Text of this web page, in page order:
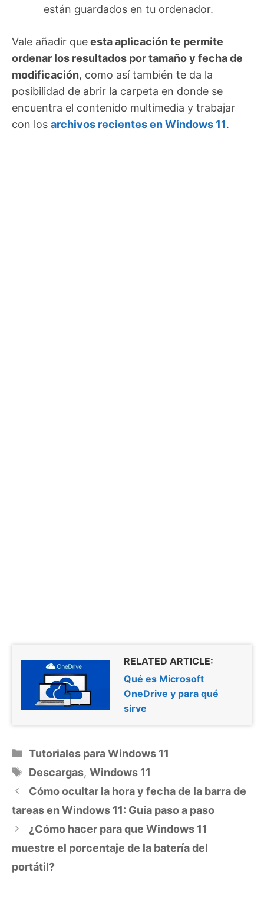
están guardados en tu ordenador.
Vale añadir queesta aplicación te permite
ordenar los resultados por tamaño y fecha de
modificación, como así también te da la
posibilidad de abrir la carpeta en donde se
encuentra el contenido multimedia y trabajar
con los archivos recientes en Windows 11.
RELATED ARTICLE:
Qué es Microsoft
OneDrive y para qué
sirve
Categorías
Tutoriales para Windows 11
Etiquetas
Descargas, Windows 11
Cómo ocultar la hora y fecha de la barra de
tareas en Windows 11: Guía paso a paso
¿Cómo hacer para que Windows 11
muestre el porcentaje de la batería del
portátil?